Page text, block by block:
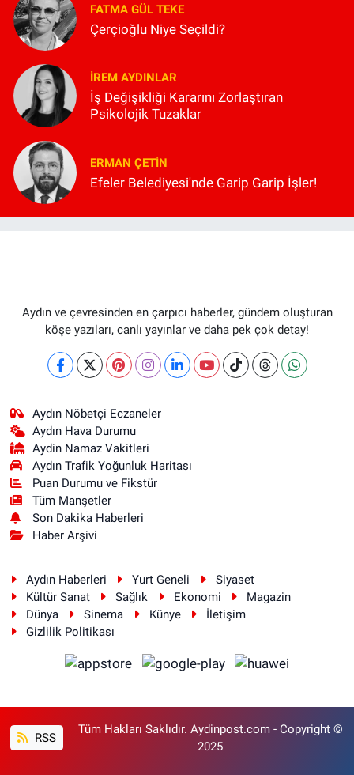
FATMA GÜL TEKE
Çerçioğlu Niye Seçildi?
İREM AYDINLAR
İş Değişikliği Kararını Zorlaştıran
Psikolojik Tuzaklar
ERMAN ÇETIN
Efeler Belediyesi'nde Garip Garip İşler!
Aydın ve çevresinden en çarpıcı haberler, gündem oluşturan
köşe yazıları, canlı yayınlar ve daha pek çok detay!
Aydın Nöbetçi Eczaneler
Aydın Hava Durumu
Aydin Namaz Vakitleri
Aydın Trafik Yoğunluk Haritası
Puan Durumu ve Fikstür
Tüm Manşetler
Son Dakika Haberleri
Haber Arşivi
Aydın Haberleri Yurt Geneli
Siyaset
Kültür Sanat
Sağlık Ekonomi
Magazin
Dünya
Sinema Künye
İletişim
Gizlilik Politikası
RSS
Tüm Hakları Saklıdır. Aydinpost.com - Copyright ©
2025